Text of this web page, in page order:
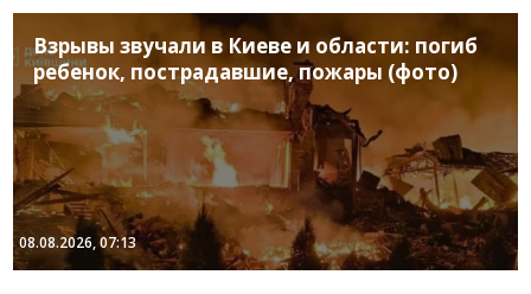
Взрывы звучали в Киеве и области: погиб
ребенок, пострадавшие, пожары (фото)
08.08.2026, 07:13